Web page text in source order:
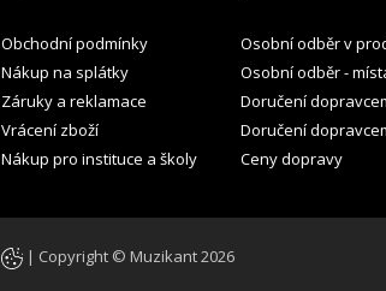
Obchodní podmínky
Nákup na splátky
Záruky a reklamace
Vrácení zboží
Nákup pro instituce a školy
Osobní odběr v
Osobní odběr -
Doručení
Doručení
Ceny dopravy
| Copyright © Muzikant 2026